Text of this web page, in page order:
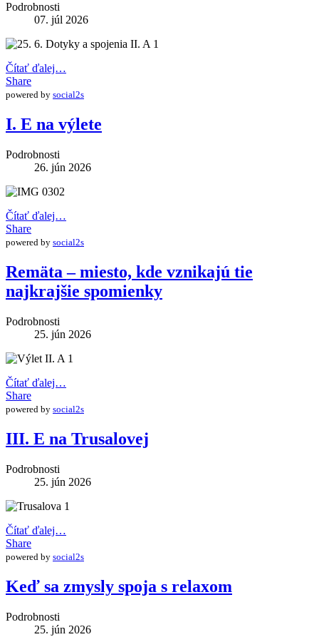
Podrobnosti
07. júl 2026
Čítať ďalej…
Share
powered by social2s
I. E na výlete
Podrobnosti
26. jún 2026
Čítať ďalej…
Share
powered by social2s
Remäta – miesto, kde vznikajú tie
najkrajšie spomienky
Podrobnosti
25. jún 2026
Čítať ďalej…
Share
powered by social2s
III. E na Trusalovej
Podrobnosti
25. jún 2026
Čítať ďalej…
Share
powered by social2s
Keď sa zmysly spoja s relaxom
Podrobnosti
25. jún 2026